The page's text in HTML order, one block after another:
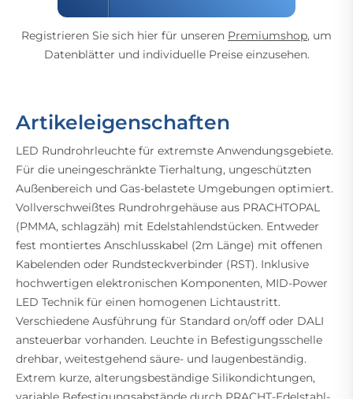
Registrieren Sie sich hier für unseren Premiumshop, um
Datenblätter und individuelle Preise einzusehen.
Artikeleigenschaften
LED Rundrohrleuchte für extremste Anwendungsgebiete.
Für die uneingeschränkte Tierhaltung, ungeschützten
Außenbereich und Gas-belastete Umgebungen optimiert.
Vollverschweißtes Rundrohrgehäuse aus PRACHTOPAL
(PMMA, schlagzäh) mit Edelstahlendstücken. Entweder
fest montiertes Anschlusskabel (2m Länge) mit offenen
Kabelenden oder Rundsteckverbinder (RST). Inklusive
hochwertigen elektronischen Komponenten, MID-Power
LED Technik für einen homogenen Lichtaustritt.
Verschiedene Ausführung für Standard on/off oder DALI
ansteuerbar vorhanden. Leuchte in Befestigungsschelle
drehbar, weitestgehend säure- und laugenbeständig.
Extrem kurze, alterungsbeständige Silikondichtungen,